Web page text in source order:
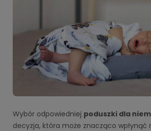
Wybór odpowiedniej poduszki dla
decyzja, która może znacząco wpłynąć